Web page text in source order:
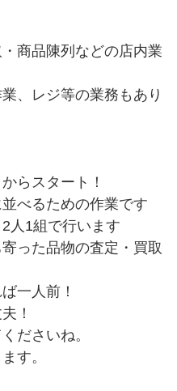
商品陳列などの店内業
、レジ等の業務もあり
らスタート！
べるための作業です
人1組で行います
った品物の査定・買取
一人前！
！
ださいね。
す。